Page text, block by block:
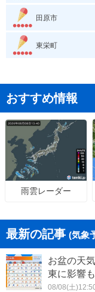
田原市
東栄町
おすすめ情報
雨雲レーダー
最新の記事 (気象
お盆の天
東に影響
08/08(土